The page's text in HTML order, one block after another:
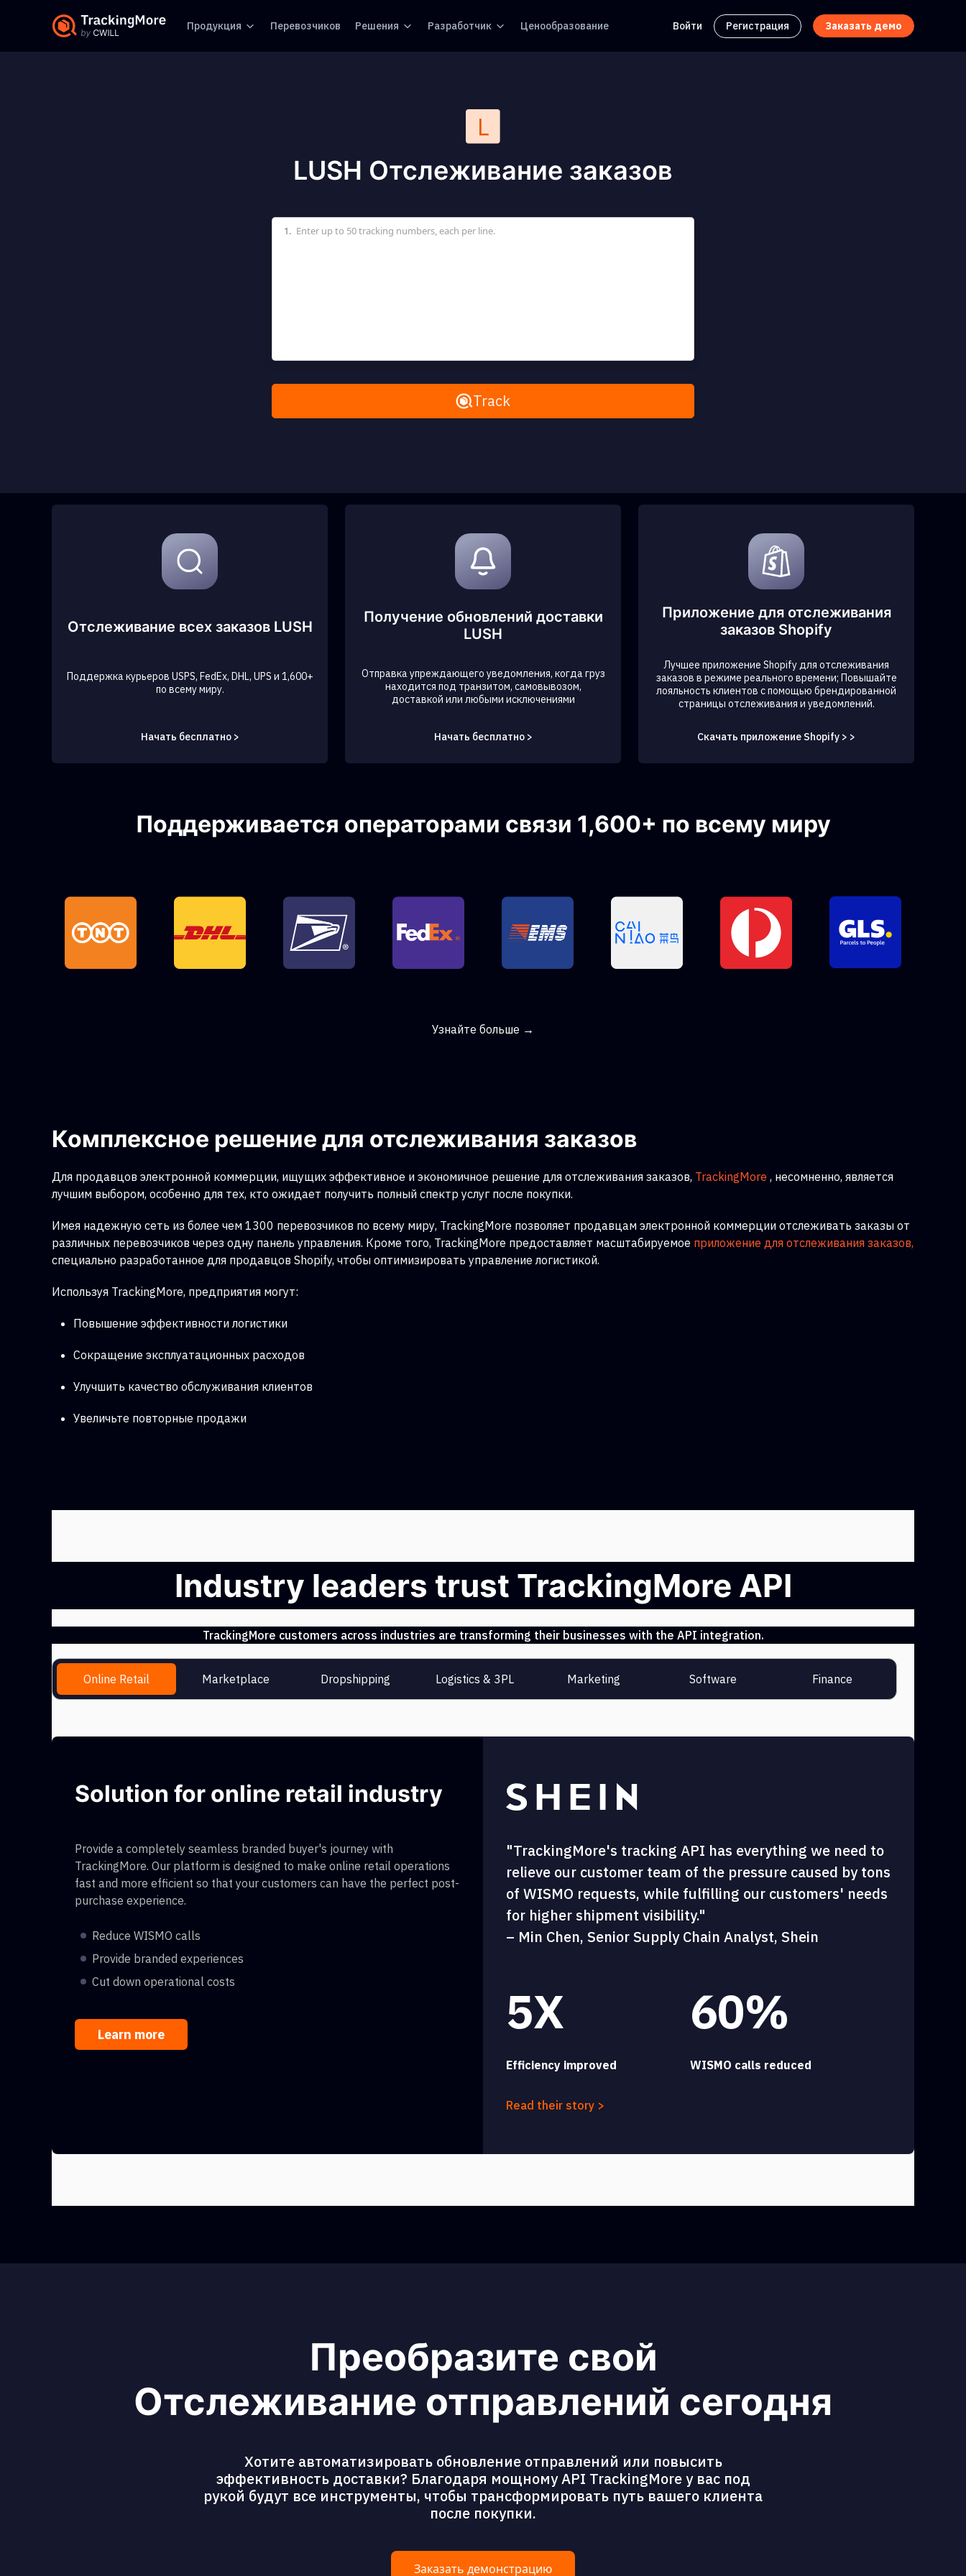
Продукция Перевозчиков Решения Разработчик Ценообразование Войти Регистрация Заказать демо
LUSH Отслеживание заказов
Enter up to 50 tracking numbers, each per line.
1.
Remove AllTrack
Отслеживание всех заказов LUSH
Поддержка курьеров USPS, FedEx, DHL, UPS и 1,600+
по всему миру.
Начать бесплатно >
Получение обновлений доставки
LUSH
Отправка упреждающего уведомления, когда груз
находится под транзитом, самовывозом,
доставкой или любыми исключениями
Начать бесплатно >
Приложение для отслеживания
заказов Shopify
Лучшее приложение Shopify для отслеживания
заказов в режиме реального времени; Повышайте
лояльность клиентов с помощью брендированной
страницы отслеживания и уведомлений.
Скачать приложение Shopify > >
Поддерживается операторами связи 1,600+ по всему миру
Узнайте больше →
Комплексное решение для отслеживания заказов
Для продавцов электронной коммерции, ищущих эффективное и экономичное решение для отслеживания заказов, TrackingMore , несомненно, является
лучшим выбором, особенно для тех, кто ожидает получить полный спектр услуг после покупки.
Имея надежную сеть из более чем 1300 перевозчиков по всему миру, TrackingMore позволяет продавцам электронной коммерции отслеживать заказы от
различных перевозчиков через одну панель управления. Кроме того, TrackingMore предоставляет масштабируемое приложение для отслеживания заказов,
специально разработанное для продавцов Shopify, чтобы оптимизировать управление логистикой.
Используя TrackingMore, предприятия могут:
Повышение эффективности логистики
Сокращение эксплуатационных расходов
Улучшить качество обслуживания клиентов
Увеличьте повторные продажи
Industry leaders trust TrackingMore API
TrackingMore customers across industries are transforming their businesses with the API integration.
Online Retail Marketplace Dropshipping Logistics & 3PL Marketing Software Finance
Solution for online retail industry
Provide a completely seamless branded buyer's journey with
TrackingMore. Our platform is designed to make online retail operations
fast and more efficient so that your customers can have the perfect post-
purchase experience.
Reduce WISMO calls
Provide branded experiences
Cut down operational costs
Learn more
"TrackingMore's tracking API has everything we need to
relieve our customer team of the pressure caused by tons
of WISMO requests, while fulfilling our customers' needs
for higher shipment visibility."
– Min Chen, Senior Supply Chain Analyst, Shein
5X
Efficiency improved
60%
WISMO calls reduced
Read their story >
Преобразите свой
Отслеживание отправлений сегодня
Хотите автоматизировать обновление отправлений или повысить
эффективность доставки? Благодаря мощному API TrackingMore у вас под
рукой будут все инструменты, чтобы трансформировать путь вашего клиента
после покупки.
Заказать демонстрацию